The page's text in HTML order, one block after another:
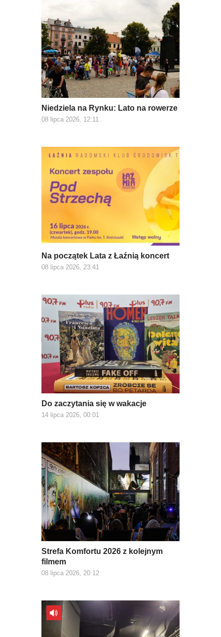
Niedziela na Rynku: Lato na rowerze
08 lipca 2026, 12:11
Na początek Lata z Łaźnią koncert
08 lipca 2026, 23:41
Do zaczytania się w wakacje
14 lipca 2026, 00:01
Strefa Komfortu 2026 z kolejnym
filmem
08 lipca 2026, 20:12